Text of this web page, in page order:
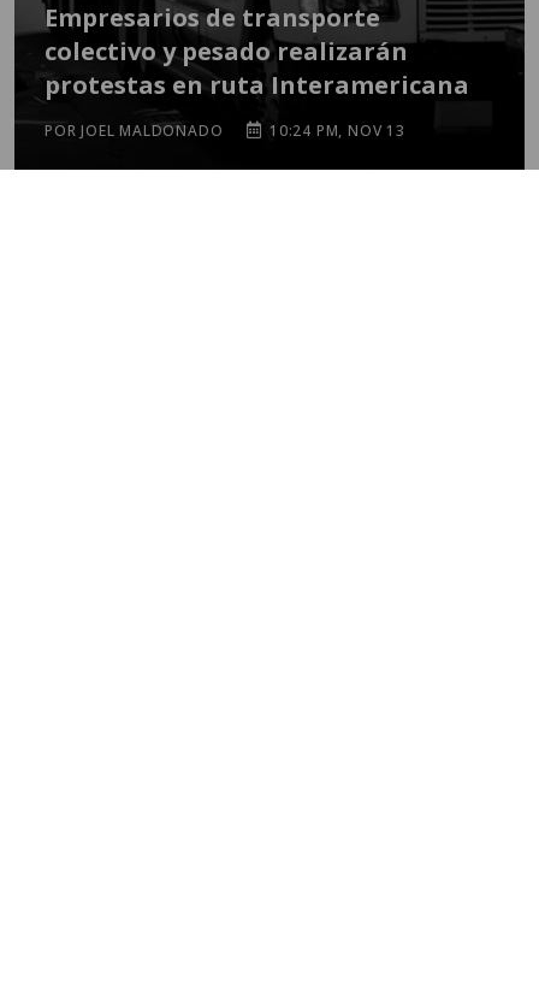
Empresarios de transporte
colectivo y pesado realizarán
protestas en ruta Interamericana
POR JOEL MALDONADO 10:24 PM, NOV 13